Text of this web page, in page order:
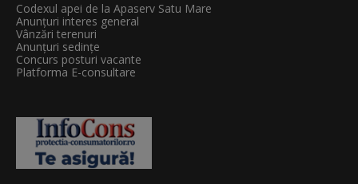
Codexul apei de la Apaserv Satu Mare
Anunțuri interes general
Vânzări terenuri
Anunțuri sedințe
Concurs posturi vacante
Platforma E-consultare